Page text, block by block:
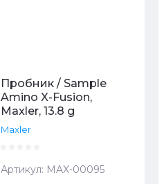
Пробник / Sample
Amino X-Fusion,
Maxler, 13.8 g
Maxler
Артикул: MAX-00095